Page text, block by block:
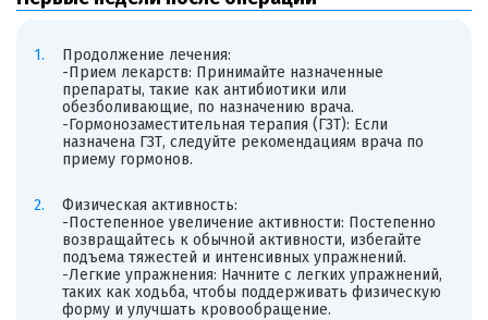
Продолжение лечения:
-Прием лекарств: Принимайте назначенные
препараты, такие как антибиотики или
обезболивающие, по назначению врача.
-Гормонозаместительная терапия (ГЗТ): Если
назначена ГЗТ, следуйте рекомендациям врача по
приему гормонов.
Физическая активность:
-Постепенное увеличение активности: Постепенно
возвращайтесь к обычной активности, избегайте
подъема тяжестей и интенсивных упражнений.
-Легкие упражнения: Начните с легких упражнений,
таких как ходьба, чтобы поддерживать физическую
форму и улучшать кровообращение.